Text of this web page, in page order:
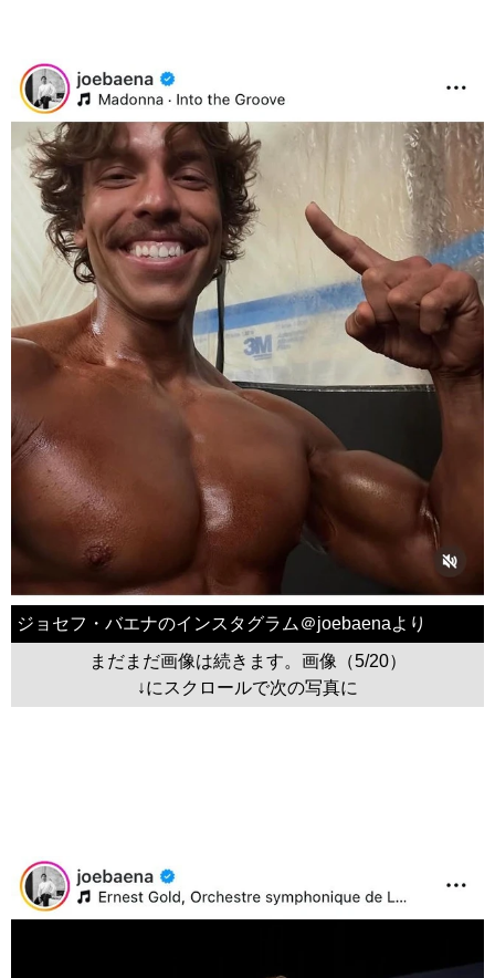
ジョセフ・バエナのインスタグラム＠joebaenaより
まだまだ画像は続きます。画像（5/20）
↓にスクロールで次の写真に